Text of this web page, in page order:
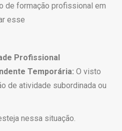
de formação profissional em
esse
Profissional
Temporária: O visto
de atividade subordinada ou
nessa situação.